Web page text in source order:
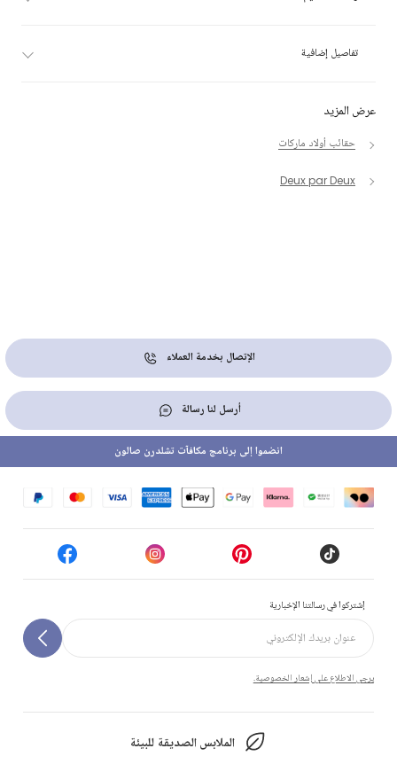
عرض المزيد
حقائب أولاد ماركات
Deux par Deux
تفاصيل إضافية
الإتصال بخدمة العملاء
أرسل لنا رسالة
إشتركوا في رسالتنا الإخبارية
يرجى الاطلاع على إشعار الخصوصية.
الملابس الصديقة للبيئة
انضموا إلى برنامج مكافآت تشلدرن صالون